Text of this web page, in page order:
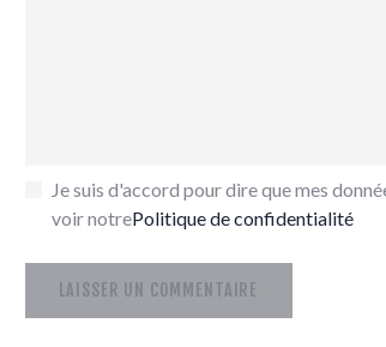
Je suis d'accord pour dire que mes
voir notrePolitique de confidentialité